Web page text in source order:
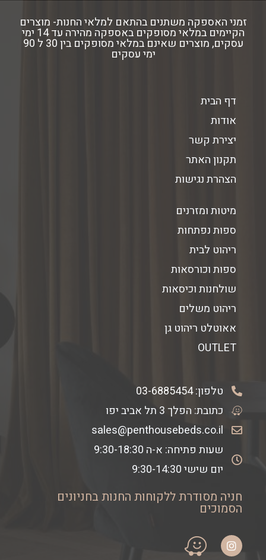
זמני האספקה משתנים בהתאם למלאי החנות- מוצרים
הקיימים במלאי מסופקים באספקה מהירה עד 14 ימי
עסקים, מוצרים שאינם במלאי מסופקים בין 30 ל 90
ימי עסקים
דף הבית
אודות
יצירת קשר
תקנון האתר
הצהרת נגישות
מיטות ומזרנים
ספות נפתחות
ריהוט לבית
ספות וכורסאות
שולחנות וכיסאות
ריהוט משלים
אאוטלט ריהוט גן
OUTLET
טלפון:03-6885454
כתובת: הפלך 3 תל אביב יפו
sales@penthousebeds.co.il
שעות פתיחה: א-ה 9:30-18:30
יום שישי 9:30-14:30
חניה מסודרת ללקוחות החנות בחניונים
הסמוכים